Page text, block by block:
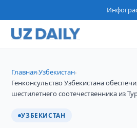
Главная›Узбекистан›
Генконсульство Узбекистана
шестилетнего соотечественника из
УЗБЕКИСТАН